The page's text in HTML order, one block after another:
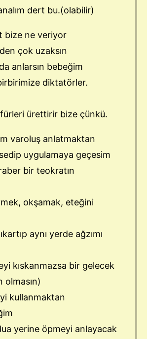
dert bu.(olabilir)
bize ne veriyor
çok uzaksın
anlarsın bebeğim
diktatörler.
ürettirir bize çünkü.
varoluş anlatmaktan
uygulamaya geçesim
bir teokratın
okşamak, eteğini
aynı yerde ağzımı
kıskanmazsa bir gelecek
olmasın)
kullanmaktan
yerine öpmeyi anlayacak